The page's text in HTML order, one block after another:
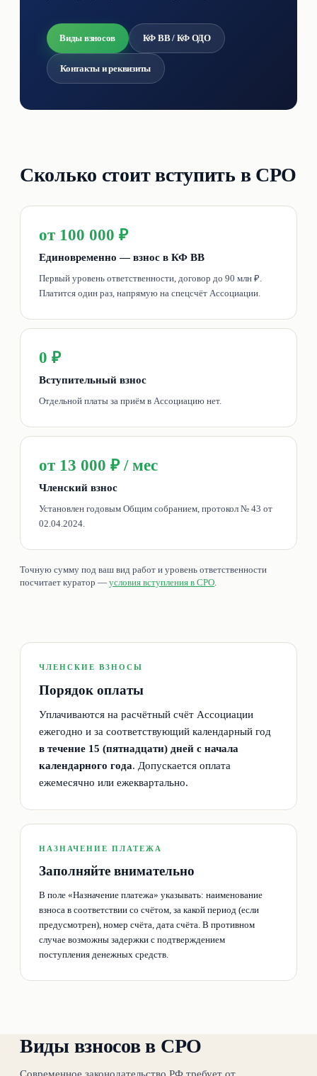
Виды взносов КФ ВВ / КФ ОДО
Контакты и реквизиты
Сколько стоит вступить в СРО
от 100 000 ₽
Единовременно — взнос в КФ ВВ
Первый уровень ответственности, договор до 90 млн ₽.
Платится один раз, напрямую на спецсчёт Ассоциации.
0 ₽
Вступительный взнос
Отдельной платы за приём в Ассоциацию нет.
от 13 000 ₽ / мес
Членский взнос
Установлен годовым Общим собранием, протокол № 43 от
02.04.2024.
Точную сумму под ваш вид работ и уровень ответственности
посчитает куратор — условия вступления в СРО.
ЧЛЕНСКИЕ ВЗНОСЫ
Порядок оплаты
Уплачиваются на расчётный счёт Ассоциации
ежегодно и за соответствующий календарный год
в течение 15 (пятнадцати) дней с начала
календарного года. Допускается оплата
ежемесячно или ежеквартально.
НАЗНАЧЕНИЕ ПЛАТЕЖА
Заполняйте внимательно
В поле «Назначение платежа» указывать: наименование
взноса в соответствии со счётом, за какой период (если
предусмотрен), номер счёта, дата счёта. В противном
случае возможны задержки с подтверждением
поступления денежных средств.
Виды взносов в СРО